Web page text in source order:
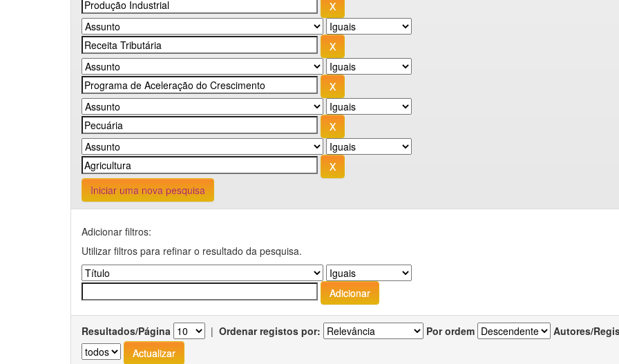
Iniciar uma nova pesquisa
Adicionar filtros:
Utilizar filtros para refinar o resultado da pesquisa.
Resultados/Página | Ordenar registos por: Por ordem Autores/